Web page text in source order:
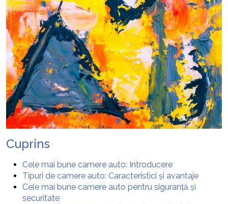
Cuprins
Cele mai bune camere auto: Introducere
Tipuri de camere auto: Caracteristici și avantaje
Cele mai bune camere auto pentru siguranță și
securitate